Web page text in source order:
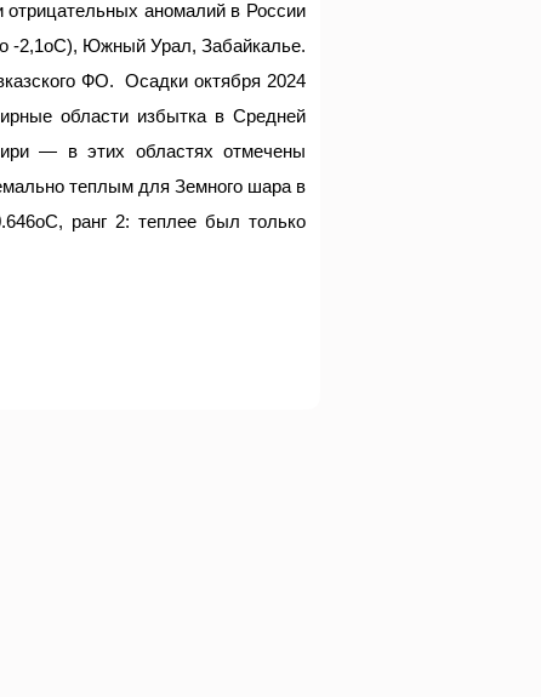
аномалий в России
‑2,1оС), Южный Урал, Забайкалье.
ФО. Осадки октября 2024
области избытка в Средней
— в этих областях отмечены
теплым для Земного шара в
ранг 2: теплее был только